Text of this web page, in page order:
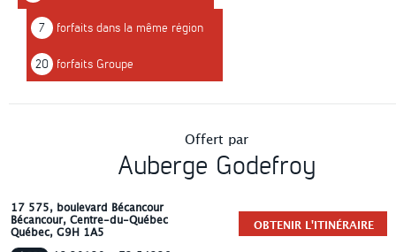
7 forfaits dans la même région
20 forfaits Groupe
Offert par
Auberge Godefroy
17 575, boulevard Bécancour
Bécancour, Centre-du-Québec
Québec, G9H 1A5
OBTENIR L'ITINÉRAIRE